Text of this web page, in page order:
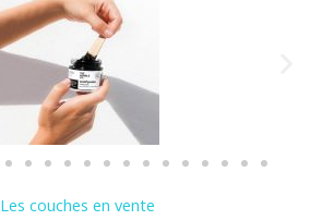
Les couches en vente